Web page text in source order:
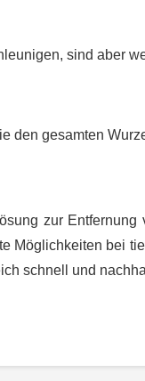
sind aber
den gesamten
zur
Möglichkeiten bei
schnell und